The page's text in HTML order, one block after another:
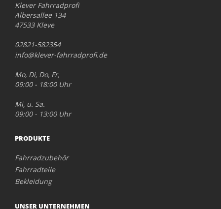
Klever Fahrradprofi
Albersallee 134
47533 Kleve
02821-582354
info@klever-fahrradprofi.de
Mo, Di, Do, Fr,
09:00 - 18:00 Uhr
Mi, u. Sa.
09:00 - 13:00 Uhr
PRODUKTE
Fahrradzubehör
Fahrradteile
Bekleidung
UNSER UNTERNEHMEN